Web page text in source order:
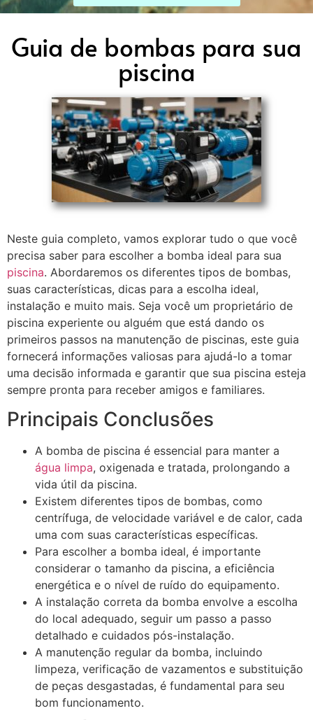
Guia de bombas para sua
piscina
Neste guia completo, vamos explorar tudo o que você
precisa saber para escolher a bomba ideal para sua
piscina. Abordaremos os diferentes tipos de bombas,
suas características, dicas para a escolha ideal,
instalação e muito mais. Seja você um proprietário de
piscina experiente ou alguém que está dando os
primeiros passos na manutenção de piscinas, este guia
fornecerá informações valiosas para ajudá-lo a tomar
uma decisão informada e garantir que sua piscina esteja
sempre pronta para receber amigos e familiares.
Principais Conclusões
A bomba de piscina é essencial para manter a
água limpa, oxigenada e tratada, prolongando a
vida útil da piscina.
Existem diferentes tipos de bombas, como
centrífuga, de velocidade variável e de calor, cada
uma com suas características específicas.
Para escolher a bomba ideal, é importante
considerar o tamanho da piscina, a eficiência
energética e o nível de ruído do equipamento.
A instalação correta da bomba envolve a escolha
do local adequado, seguir um passo a passo
detalhado e cuidados pós-instalação.
A manutenção regular da bomba, incluindo
limpeza, verificação de vazamentos e substituição
de peças desgastadas, é fundamental para seu
bom funcionamento.